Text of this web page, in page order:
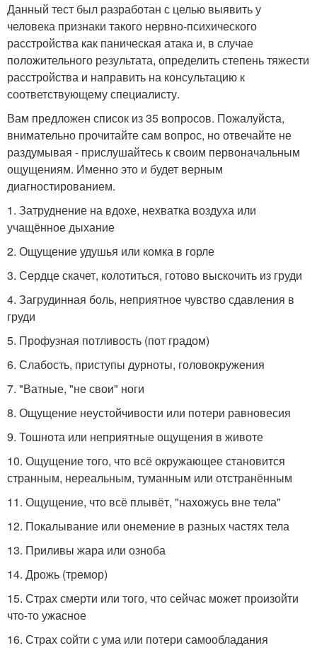
Данный тест был разработан с целью выявить у
человека признаки такого нервно-психического
расстройства как паническая атака и, в случае
положительного результата, определить степень тяжести
расстройства и направить на консультацию к
соответствующему специалисту.
Вам предложен список из 35 вопросов. Пожалуйста,
внимательно прочитайте сам вопрос, но отвечайте не
раздумывая - прислушайтесь к своим первоначальным
ощущениям. Именно это и будет верным
диагностированием.
1. Затруднение на вдохе, нехватка воздуха или
учащённое дыхание
2. Ощущение удушья или комка в горле
3. Сердце скачет, колотиться, готово выскочить из груди
4. Загрудинная боль, неприятное чувство сдавления в
груди
5. Профузная потливость (пот градом)
6. Слабость, приступы дурноты, головокружения
7. "Ватные, "не свои" ноги
8. Ощущение неустойчивости или потери равновесия
9. Тошнота или неприятные ощущения в животе
10. Ощущение того, что всё окружающее становится
странным, нереальным, туманным или отстранённым
11. Ощущение, что всё плывёт, "нахожусь вне тела"
12. Покалывание или онемение в разных частях тела
13. Приливы жара или озноба
14. Дрожь (тремор)
15. Страх смерти или того, что сейчас может произойти
что-то ужасное
16. Страх сойти с ума или потери самообладания